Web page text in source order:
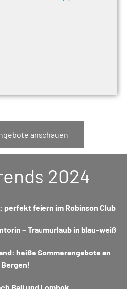
anschauen
2024
perfekt feiern im Robinson Club
– Traumurlaub in blau-weiß
heiße Sommerangebote an
Bergen!
Bali und Lombok